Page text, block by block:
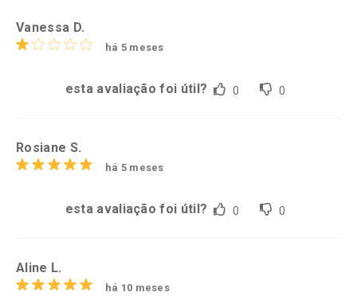
Vanessa D.
há 5 meses
esta avaliação foi útil? 0 0
Rosiane S.
há 5 meses
esta avaliação foi útil? 0 0
Aline L.
há 10 meses